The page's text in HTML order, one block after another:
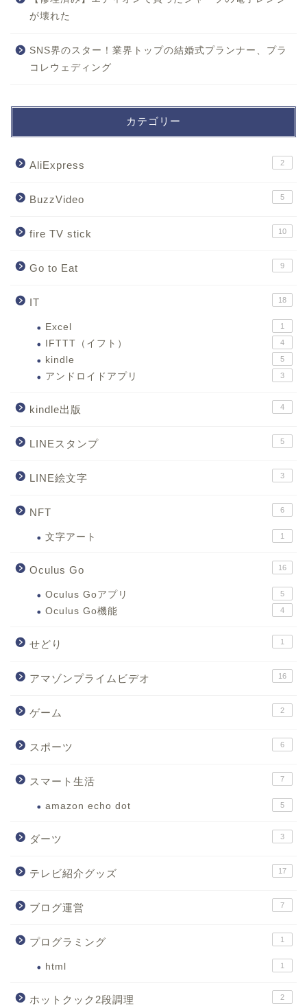
が壊れた
SNS界のスター！業界トップの結婚式プランナー、プラ
コレウェディング
カテゴリー
AliExpress 2
BuzzVideo 5
fire TV stick 10
Go to Eat 9
IT 18
Excel 1
IFTTT（イフト） 4
kindle 5
アンドロイドアプリ 3
kindle出版 4
LINEスタンプ 5
LINE絵文字 3
NFT 6
文字アート 1
Oculus Go 16
Oculus Goアプリ 5
Oculus Go機能 4
せどり 1
アマゾンプライムビデオ 16
ゲーム 2
スポーツ 6
スマート生活 7
amazon echo dot 5
ダーツ 3
テレビ紹介グッズ 17
ブログ運営 7
プログラミング 1
html 1
ホットクック2段調理 2